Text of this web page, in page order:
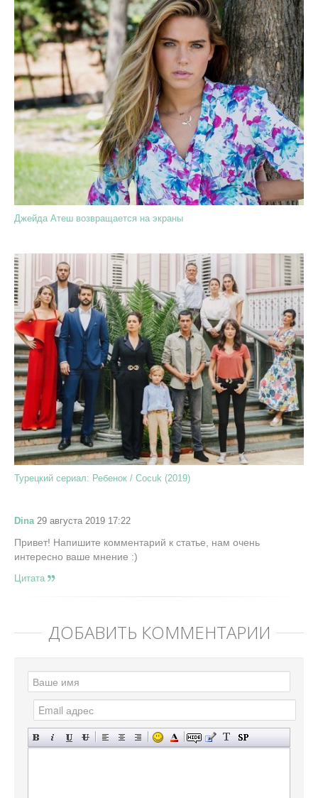
Джейда Атеш возвращается на экраны
Турецкий сериал: Ребенок / Cocuk (2019)
Dina29 августа 2019 17:22
Привет! Напишите комментарий к статье, нам очень
интересно ваше мнение :)
Цитата
ДОБАВИТЬ КОММЕНТАРИЙ